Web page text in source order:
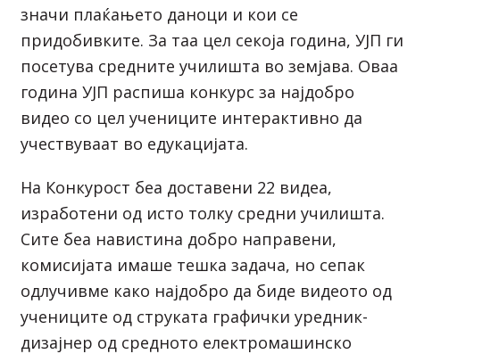
значи плаќањето даноци и кои се
придобивките. За таа цел секоја година, УЈП ги
посетува средните училишта во земјава. Оваа
година УЈП распиша конкурс за најдобро
видео со цел учениците интерактивно да
учествуваат во едукацијата.
На Конкурост беа доставени 22 видеа,
изработени од исто толку средни училишта.
Сите беа навистина добро направени,
комисијата имаше тешка задача, но сепак
одлучивме како најдобро да биде видеото од
учениците од струката графички уредник-
дизајнер од средното електромашинско